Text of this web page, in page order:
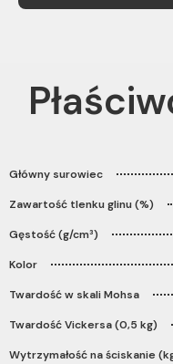
Główny surowiec
Zawartość tlenku glinu (%)
Gęstość (g/cm³)
Kolor
Twardość w skali Mohsa
Twardość Vickersa (0,5 kg)
Wytrzymałość na ściskanie